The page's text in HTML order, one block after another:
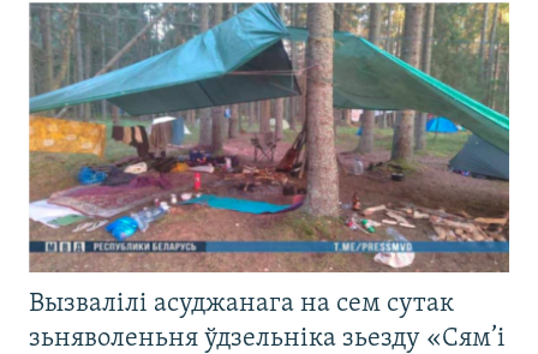
Вызвалілі асуджанага на сем сутак
зьняволеньня ўдзельніка зьезду «Сям’і